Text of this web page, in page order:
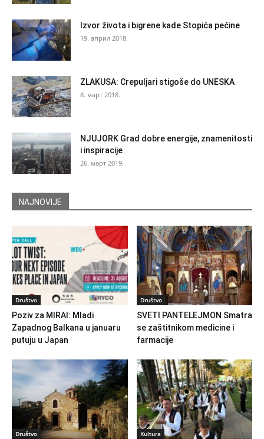
Izvor života i bigrene kade Stopića pećine
19. април 2018.
ZLAKUSA: Crepuljari stigoše do UNESKA
8. март 2018.
NJUJORK Grad dobre energije, znamenitosti
i inspiracije
26. март 2019.
NAJNOVIJE
Društvo
Poziv za MIRAI: Mladi
Zapadnog Balkana u januaru
putuju u Japan
Društvo
SVETI PANTELEJMON Smatra
se zaštitnikom medicine i
farmacije
Društvo Kultura